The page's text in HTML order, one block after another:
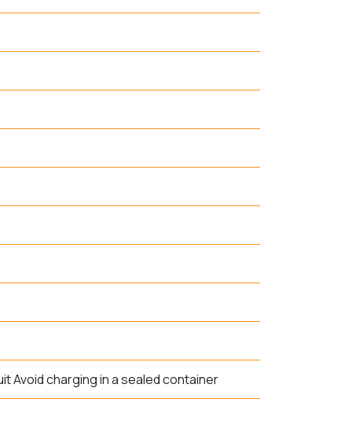
Avoid charging in a sealed container